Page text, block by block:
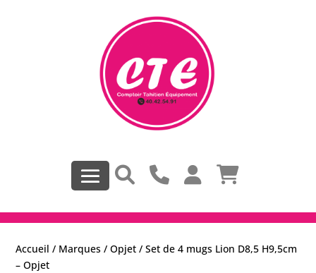
Accueil / Marques /Opjet / Set de 4 mugs Lion D8,5 H9,5cm
– Opjet